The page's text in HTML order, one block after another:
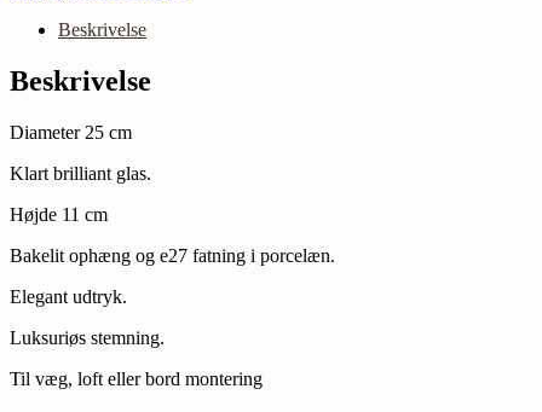
Beskrivelse
Beskrivelse
Diameter 25 cm
Klart brilliant glas.
Højde 11 cm
Bakelit ophæng og e27 fatning i porcelæn.
Elegant udtryk.
Luksuriøs stemning.
Til væg, loft eller bord montering